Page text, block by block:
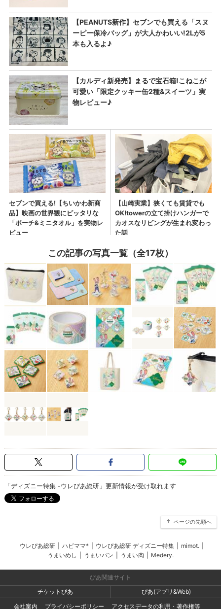
この記事の写真一覧（全17枚）
「ディズニー特集 -ウレぴあ総研」更新情報が受け取れます
ページの先頭へ
ウレぴあ総研 ハピママ* ウレぴあ総研 ディズニー特集 mimot.
うまいめし
うまいパン うまい肉 Medery.
ぴあ関連サイト
チケットぴあ
ぴあ(アプリ&Web)
会社案内
プライバシーポリシー アクセスデータの利用・著作権等